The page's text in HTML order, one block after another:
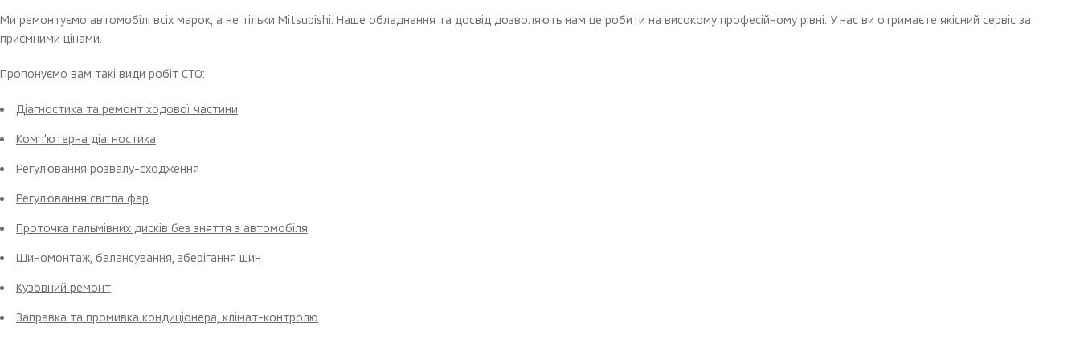
Ми ремонтуємо автомобілі всіх марок, а не тільки Mitsubishi. Наше обладнання та досвід дозволяють нам це робити на високому професійному рівні. У нас ви отримаєте якісний сервіс за
приємними цінами.
Пропонуємо вам такі види робіт СТО:
Діагностика та ремонт ходової частини
Комп'ютерна діагностика
Регулювання розвалу-сходження
Регулювання світла фар
Проточка гальмівних дисків без зняття з автомобіля
Шиномонтаж, балансування, зберігання шин
Кузовний ремонт
Заправка та промивка кондиціонера, клімат-контролю